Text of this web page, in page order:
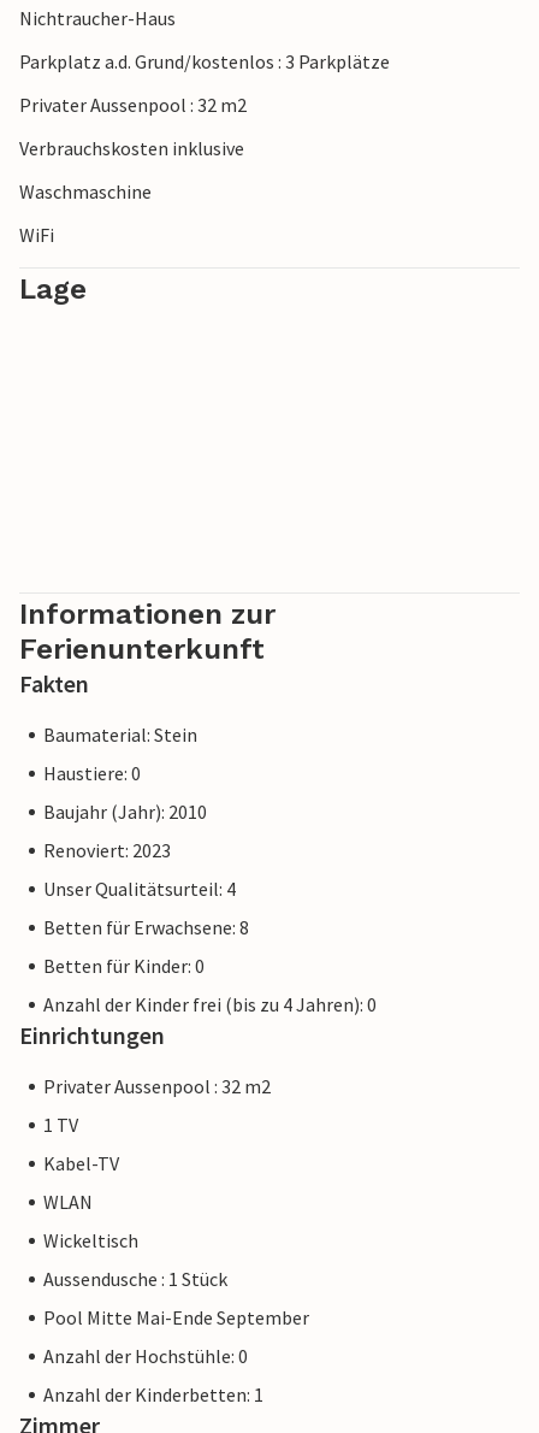
schönen Radwege der Region entdecken und sich voll
auspowern. Besuchen Sie auch die wunderschöne Stadt
von Biograd na Moru!
Nichtraucher-Haus
Parkplatz a.d. Grund/kostenlos : 3 Parkplätze
Privater Aussenpool : 32 m2
Verbrauchskosten inklusive
Waschmaschine
WiFi
Lage
Informationen zur
Ferienunterkunft
Fakten
Baumaterial: Stein
Haustiere: 0
Baujahr (Jahr): 2010
Renoviert: 2023
Unser Qualitätsurteil: 4
Betten für Erwachsene: 8
Betten für Kinder: 0
Anzahl der Kinder frei (bis zu 4 Jahren): 0
Einrichtungen
Privater Aussenpool : 32 m2
1 TV
Kabel-TV
WLAN
Wickeltisch
Aussendusche : 1 Stück
Pool Mitte Mai-Ende September
Anzahl der Hochstühle: 0
Anzahl der Kinderbetten: 1
Zimmer